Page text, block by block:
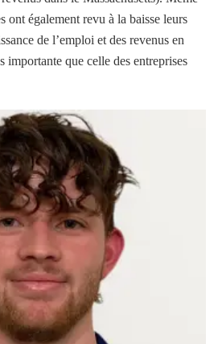
ont également revu à la baisse leurs
de l’emploi et des revenus en
importante que celle des entreprises